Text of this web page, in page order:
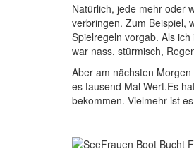
Natürlich, jede mehr oder
verbringen. Zum Beispiel,
Spielregeln vorgab. Als
war nass, stürmisch,
Aber am nächsten
es tausend Mal Wert.Es
bekommen. Vielmehr ist